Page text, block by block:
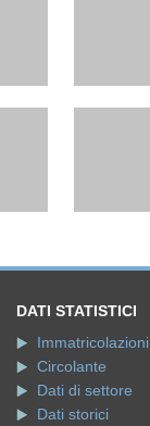
DATI STATISTICI
Immatricolazioni
Circolante
Dati di settore
Dati storici